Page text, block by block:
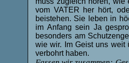
vom VATER her hört,
beistehen. Sie leben in
im Anfang sein Ja
besonders am
wie wir. Im Geist uns weit
verbohrt haben.